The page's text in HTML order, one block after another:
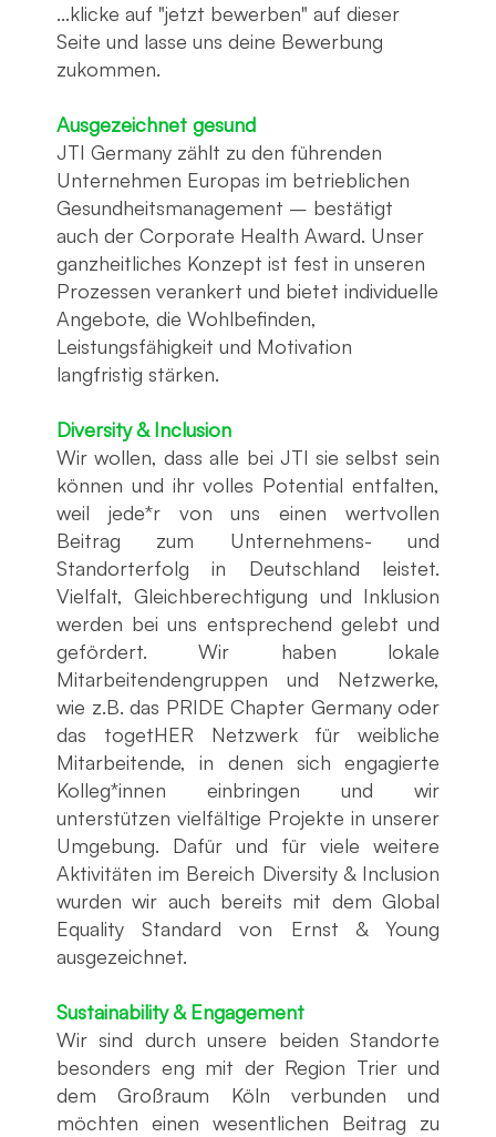
...klicke auf "jetzt bewerben" auf dieser
Seite und lasse uns deine Bewerbung
zukommen.
Ausgezeichnet gesund
JTI Germany zählt zu den führenden
Unternehmen Europas im betrieblichen
Gesundheitsmanagement – bestätigt
auch der Corporate Health Award. Unser
ganzheitliches Konzept ist fest in unseren
Prozessen verankert und bietet individuelle
Angebote, die Wohlbefinden,
Leistungsfähigkeit und Motivation
langfristig stärken.
Diversity & Inclusion
Wir wollen, dass alle bei JTI sie selbst sein
können und ihr volles Potential entfalten,
weil jede*r von uns einen wertvollen
Beitrag zum Unternehmens- und
Standorterfolg in Deutschland leistet.
Vielfalt, Gleichberechtigung und Inklusion
werden bei uns entsprechend gelebt und
gefördert. Wir haben lokale
Mitarbeitendengruppen und Netzwerke,
wie z.B. das PRIDE Chapter Germany oder
das togetHER Netzwerk für weibliche
Mitarbeitende, in denen sich engagierte
Kolleg*innen einbringen und wir
unterstützen vielfältige Projekte in unserer
Umgebung. Dafür und für viele weitere
Aktivitäten im Bereich Diversity & Inclusion
wurden wir auch bereits mit dem Global
Equality Standard von Ernst & Young
ausgezeichnet.
Sustainability & Engagement
Wir sind durch unsere beiden Standorte
besonders eng mit der Region Trier und
dem Großraum Köln verbunden und
möchten einen wesentlichen Beitrag zu